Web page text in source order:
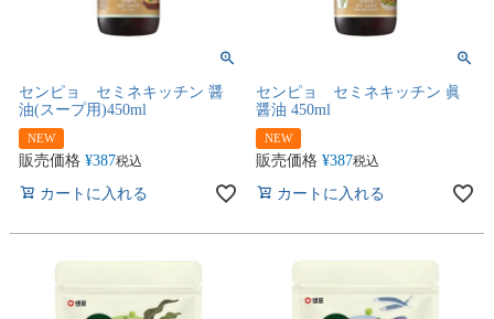
センピョ セミネキッチン 醤
油(スープ用)450ml
NEW
販売価格 ¥387税込
カートに入れる
センピョ セミネキッチン 眞
醤油 450ml
NEW
販売価格 ¥387税込
カートに入れる